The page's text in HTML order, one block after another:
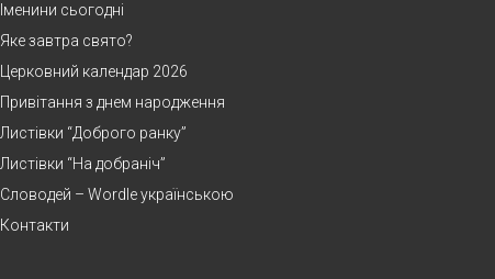
Іменини сьогодні
Яке завтра свято?
Церковний календар 2026
Привітання з днем народження
Листівки “Доброго ранку”
Листівки “На добраніч”
Словодей – Wordle українською
Контакти